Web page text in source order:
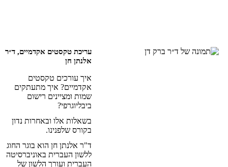
עריכת טקסטים אקדמיים, ד״ר
אלנתן חן
איך עורכים טקסטים
אקדמיים? איך מתעתקים
שמות ומציינים רישום
ביבליוגרפי?
בשאלות אלו ובאחרות נדון
בקורס שלפנינו.
ד"ר אלנתן חן הוא בוגר החוג
ללשון העברית באוניברסיטה
העברית ועורך הלשון של